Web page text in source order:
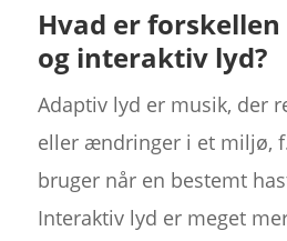
Hvad er
og interaktiv lyd?
Adaptiv lyd er musik, der
eller ændringer i et miljø,
bruger når en bestemt
Interaktiv lyd er meget